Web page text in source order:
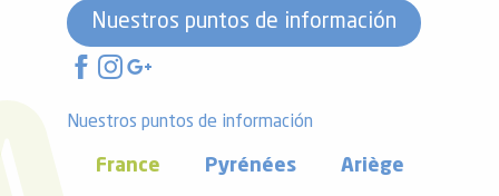
Nuestros puntos de información
Nuestros puntos de información
France Pyrénées Ariège